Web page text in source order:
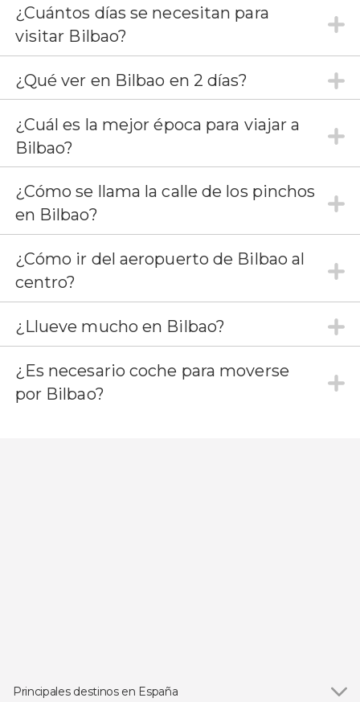
¿Cuántos días se necesitan para
visitar Bilbao?
¿Qué ver en Bilbao en 2 días?
¿Cuál es la mejor época para viajar a
Bilbao?
¿Cómo se llama la calle de los pinchos
en Bilbao?
¿Cómo ir del aeropuerto de Bilbao al
centro?
¿Llueve mucho en Bilbao?
¿Es necesario coche para moverse
por Bilbao?
Principales destinos en España